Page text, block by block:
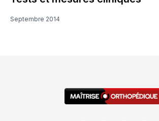
Septembre 2014